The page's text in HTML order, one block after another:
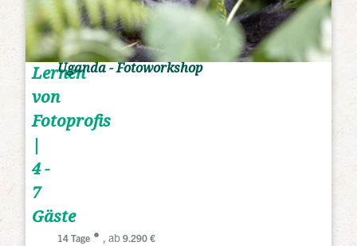
Lernen
von
Fotoprofis
|
4 -
7
Gäste
Uganda - Fotoworkshop
14 Tage , ab 9.290 €